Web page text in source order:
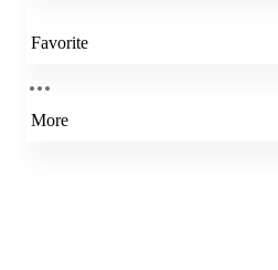
Favorite
More